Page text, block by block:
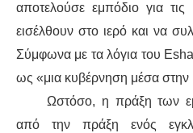
αποτελούσε εμπόδιο για τις
εισέλθουν στο ιερό και να
Σύμφωνα με τα λόγια του
ως «μια κυβέρνηση μέσα στην
Ωστόσο, η πράξη των
από την πράξη ενός